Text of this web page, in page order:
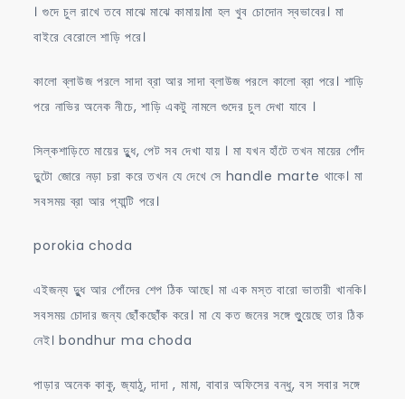
। গুদে চুল রাখে তবে মাঝে মাঝে কামায়।মা হল খুব চোদোন স্বভাবের। মা
বাইরে বেরোলে শাড়ি পরে।
কালো ব্লাউজ পরলে সাদা ব্রা আর সাদা ব্লাউজ পরলে কালো ব্রা পরে। শাড়ি
পরে নাভির অনেক নীচে, শাড়ি একটু নামলে গুদের চুল দেখা যাবে ।
সিল্কশাড়িতে মায়ের দুুুধ, পেট সব দেখা যায় । মা যখন হাঁটে তখন মায়ের পোঁদ
দুুটো জোরে নড়া চরা করে তখন যে দেখে সে handle marte থাকে। মা
সবসময় ব্রা আর প্যান্টি পরে।
porokia choda
এইজন্য দুুুধ আর পোঁদের শেপ ঠিক আছে। মা এক মস্ত বারো ভাতারী খানকি।
সবসময় চোদার জন্য ছোঁঁকছোঁঁক করে। মা যে কত জনের সঙ্গে শুুুুয়েছে তার ঠিক
নেই। bondhur ma choda
পাড়ার অনেক কাকু, জ্যাঠু, দাদা , মামা, বাবার অফিসের বন্ধু, বস সবার সঙ্গে